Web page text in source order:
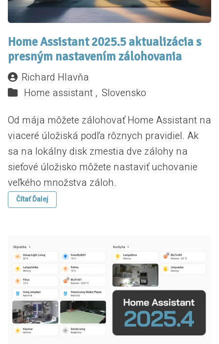
Home Assistant 2025.5 aktualizácia s
presným nastavením zálohovania
Richard Hlavňa
Home assistant , Slovensko
Od mája môžete zálohovať Home Assistant na
viaceré úložiská podľa rôznych pravidiel. Ak
sa na lokálny disk zmestia dve zálohy na
sieťové úložisko môžete nastaviť uchovanie
veľkého množstva záloh.
Čítať Ďalej